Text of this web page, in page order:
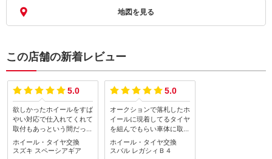
地図を見る
この店舗の新着レビュー
5.0
欲しかったホイールをすば
やい対応で仕入れてくれて
取付もあっという間だった
しとても満足です！ありが
とうございました！
ホイール・タイヤ交換
スズキ スペーシアギア
5.0
オークションで落札したホ
イールに現着してるタイヤ
を組んでもらい車体に取り
付けしてもらいました。説
明も分かりやすく、こちら
ホイール・タイヤ交換
スバル レガシィＢ４